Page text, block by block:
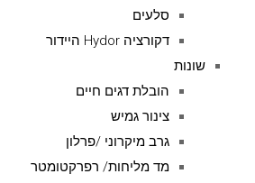
סלעים
דקורציה Hydor היידור
שונות
הובלת דגים חיים
צינור גמיש
גרב מיקרוני /פרלון
מד מליחות/ רפרקטומטר